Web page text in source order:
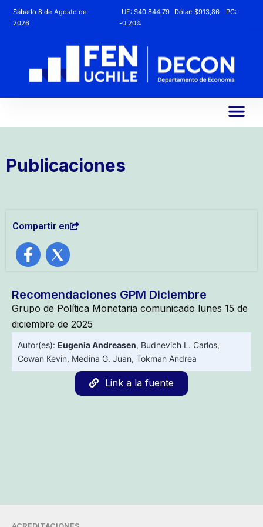
Sábado 8 de Agosto de
2026
UF:$40.844,79 Dólar:$913,86
IPC:
-0,20%
Publicaciones
Compartir en
Recomendaciones GPM Diciembre
Grupo de Política Monetaria comunicado lunes 15 de
diciembre de 2025
Autor(es): Eugenia Andreasen, Budnevich L. Carlos,
Cowan Kevin, Medina G. Juan, Tokman Andrea
Link a la fuente